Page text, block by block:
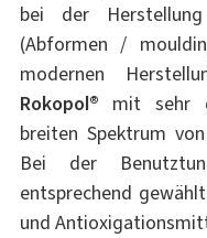
bei der
(Abformen /
modernen
Rokopol® mit sehr
breiten Spektrum
Bei der
entsprechend
und